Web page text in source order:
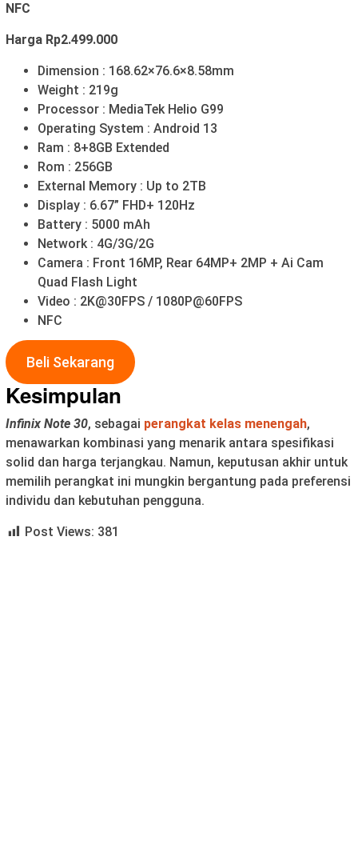
NFC
Harga Rp2.499.000
Dimension : 168.62×76.6×8.58mm
Weight : 219g
Processor : MediaTek Helio G99
Operating System : Android 13
Ram : 8+8GB Extended
Rom : 256GB
External Memory : Up to 2TB
Display : 6.67” FHD+ 120Hz
Battery : 5000 mAh
Network : 4G/3G/2G
Camera : Front 16MP, Rear 64MP+ 2MP + Ai Cam
Quad Flash Light
Video : 2K@30FPS / 1080P@60FPS
NFC
Beli Sekarang
Kesimpulan
Infinix Note 30, sebagai perangkat kelas menengah,
menawarkan kombinasi yang menarik antara spesifikasi
solid dan harga terjangkau. Namun, keputusan akhir untuk
memilih perangkat ini mungkin bergantung pada preferensi
individu dan kebutuhan pengguna.
Post Views: 381